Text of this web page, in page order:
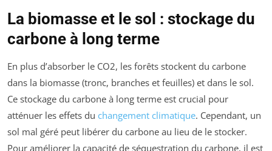
La biomasse et le sol : stockage du
carbone à long terme
En plus d’absorber le CO2, les forêts stockent du carbone
dans la biomasse (tronc, branches et feuilles) et dans le sol.
Ce stockage du carbone à long terme est crucial pour
atténuer les effets du changement climatique. Cependant, un
sol mal géré peut libérer du carbone au lieu de le stocker.
Pour améliorer la capacité de séquestration du carbone, il est